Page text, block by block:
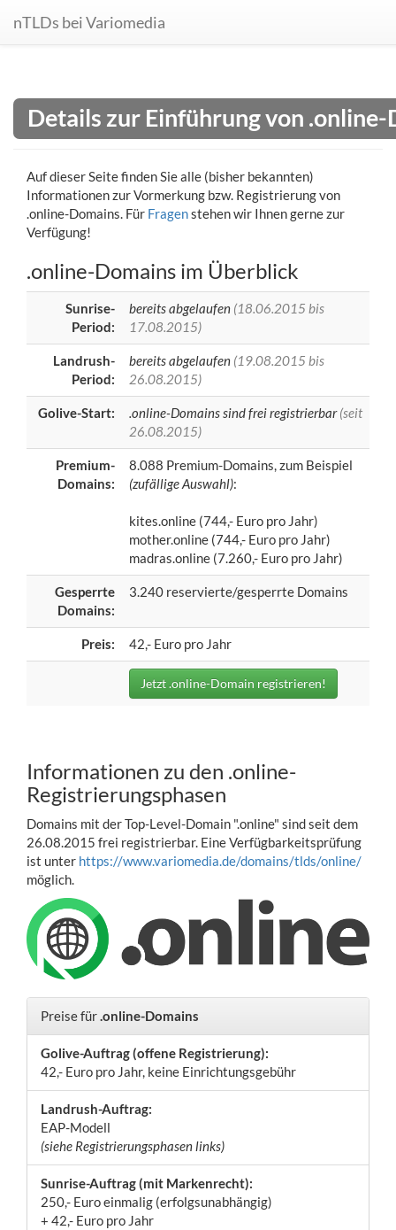
nTLDs bei Variomedia
Details zur Einführung von .online-
Auf dieser Seite finden Sie alle (bisher bekannten)
Informationen zur Vormerkung bzw. Registrierung von
.online-Domains. Für Fragenstehen wir Ihnen gerne zur
Verfügung!
.online-Domains im Überblick
Sunrise-
Period:
bereits abgelaufen (18.06.2015 bis
17.08.2015)
Landrush-
Period:
bereits abgelaufen (19.08.2015 bis
26.08.2015)
Golive-Start: .online-Domains sind frei registrierbar(seit
26.08.2015)
Premium-
Domains:
8.088 Premium-Domains, zum Beispiel
(zufällige Auswahl):
kites.online (744,- Euro pro Jahr)
mother.online (744,- Euro pro Jahr)
madras.online (7.260,- Euro pro Jahr)
Gesperrte
Domains:
3.240 reservierte/gesperrte Domains
Preis: 42,- Euro pro Jahr
Jetzt .online-Domain registrieren!
Informationen zu den .online-
Registrierungsphasen
Domains mit der Top-Level-Domain ".online" sind seit dem
26.08.2015 frei registrierbar. Eine Verfügbarkeitsprüfung
ist unter https://www.variomedia.de/domains/tlds/online/
möglich.
Preise für.online-Domains
Golive-Auftrag (offene Registrierung):
42,- Euro pro Jahr, keine Einrichtungsgebühr
Landrush-Auftrag:
EAP-Modell
(siehe Registrierungsphasen links)
Sunrise-Auftrag (mit Markenrecht):
250,- Euro einmalig (erfolgsunabhängig)
+ 42,- Euro pro Jahr